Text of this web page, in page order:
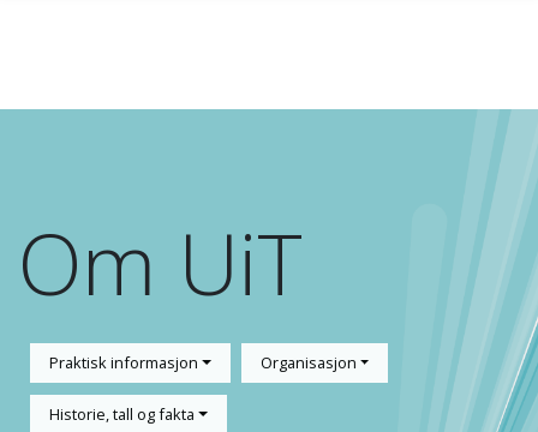
Om UiT
Praktisk informasjon Organisasjon
Historie, tall og fakta